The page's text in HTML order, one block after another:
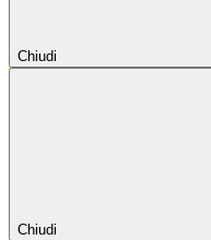
Chiudi
Chiudi